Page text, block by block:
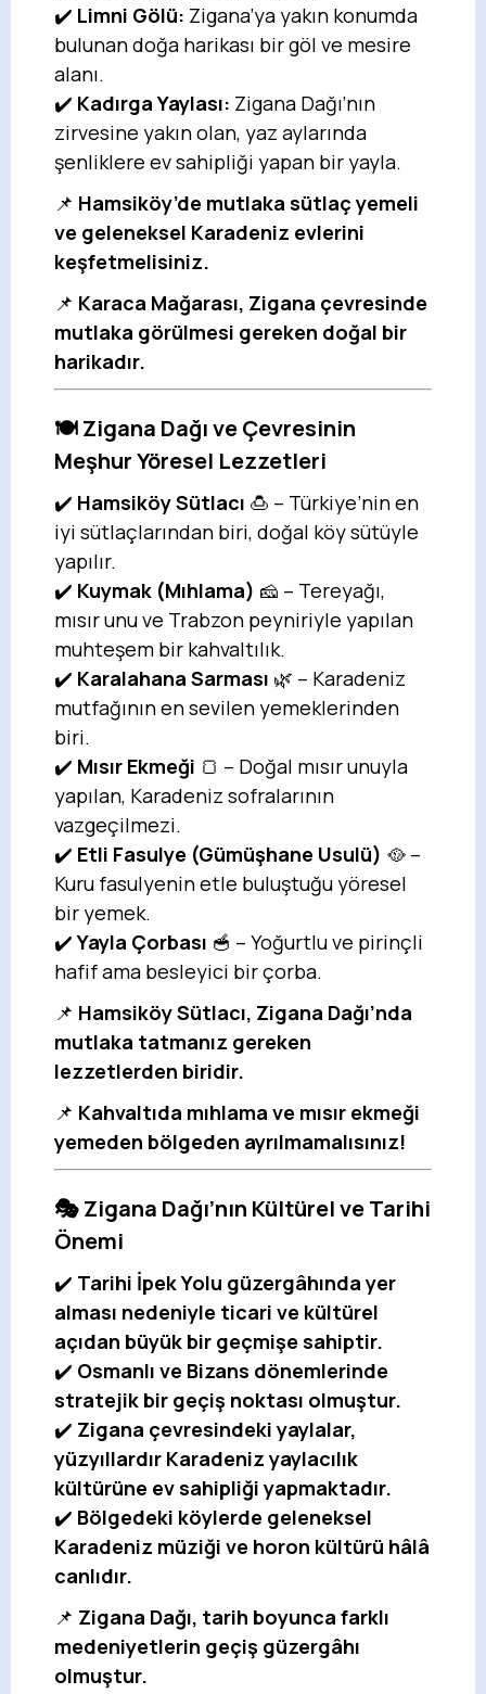
✔️ Limni Gölü: Zigana’ya yakın konumda
bulunan doğa harikası bir göl ve mesire
alanı.
✔️ Kadırga Yaylası: Zigana Dağı’nın
zirvesine yakın olan, yaz aylarında
şenliklere ev sahipliği yapan bir yayla.
📌 Hamsiköy’de mutlaka sütlaç yemeli
ve geleneksel Karadeniz evlerini
keşfetmelisiniz.
📌 Karaca Mağarası, Zigana çevresinde
mutlaka görülmesi gereken doğal bir
harikadır.
🍽️ Zigana Dağı ve Çevresinin
Meşhur Yöresel Lezzetleri
✔️ Hamsiköy Sütlacı 🍮 – Türkiye’nin en
iyi sütlaçlarından biri, doğal köy sütüyle
yapılır.
✔️ Kuymak (Mıhlama) 🧀 – Tereyağı,
mısır unu ve Trabzon peyniriyle yapılan
muhteşem bir kahvaltılık.
✔️ Karalahana Sarması 🌿 – Karadeniz
mutfağının en sevilen yemeklerinden
biri.
✔️ Mısır Ekmeği 🍞 – Doğal mısır unuyla
yapılan, Karadeniz sofralarının
vazgeçilmezi.
✔️ Etli Fasulye (Gümüşhane Usulü) 🥘 –
Kuru fasulyenin etle buluştuğu yöresel
bir yemek.
✔️Yayla Çorbası 🥣 – Yoğurtlu ve pirinçli
hafif ama besleyici bir çorba.
📌 Hamsiköy Sütlacı, Zigana Dağı’nda
mutlaka tatmanız gereken
lezzetlerden biridir.
📌 Kahvaltıda mıhlama ve mısır ekmeği
yemeden bölgeden ayrılmamalısınız!
🎭 Zigana Dağı’nın Kültürel ve Tarihi
Önemi
✔️ Tarihi İpek Yolu güzergâhında yer
alması nedeniyle ticari ve kültürel
açıdan büyük bir geçmişe sahiptir.
✔️ Osmanlı ve Bizans dönemlerinde
stratejik bir geçiş noktası olmuştur.
✔️ Zigana çevresindeki yaylalar,
yüzyıllardır Karadeniz yaylacılık
kültürüne ev sahipliği yapmaktadır.
✔️ Bölgedeki köylerde geleneksel
Karadeniz müziği ve horon kültürü hâlâ
canlıdır.
📌 Zigana Dağı, tarih boyunca farklı
medeniyetlerin geçiş güzergâhı
olmuştur.